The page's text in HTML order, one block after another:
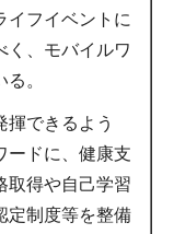
イフイベントに
く、モバイルワ
。
揮できるよう
ードに、健康支
取得や自己学習
定制度等を整備